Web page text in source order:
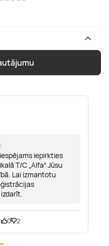
iepirkties
T/C „Alfa“ Jūsu
Lai izmantotu
0 2